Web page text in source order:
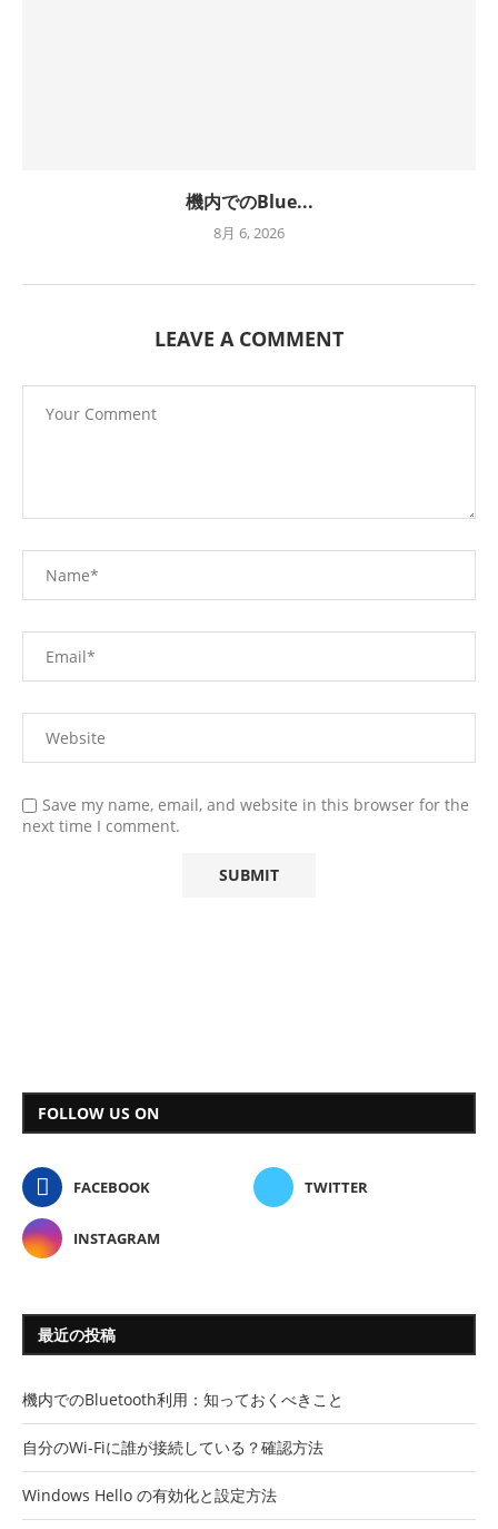
機内でのBlue...
8月 6, 2026
LEAVE A COMMENT
Save my name, email, and website in this browser for the
next time I comment.
FOLLOW US ON
FACEBOOK TWITTER
INSTAGRAM
最近の投稿
機内でのBluetooth利用：知っておくべきこと
自分のWi-Fiに誰が接続している？確認方法
Windows Hello の有効化と設定方法